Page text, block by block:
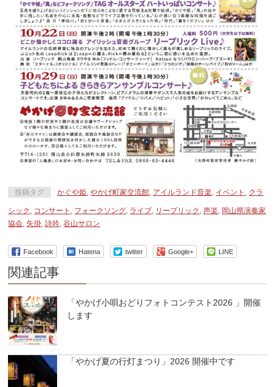
投稿タグ かぐや姫 ,やかげ町家交流館 アイルランド音楽 イベント クラ
シック コンサート フォークソング ライブ リープリック ,声楽 岡山県演奏家
協会 ,矢掛 ,詩吟 ,谷山サロン
Facebook Hatena twitter Google+ LINE
関連記事
「やかげ小唄おどりフォトコンテスト2026 」開催
します
「やかげ夏の行灯まつり」2026 開催中です